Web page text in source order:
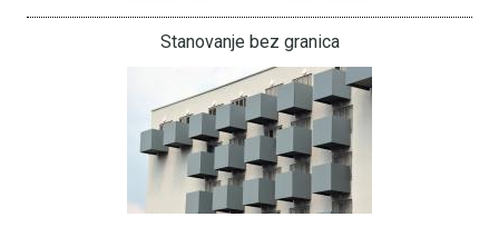
Stanovanje bez granica